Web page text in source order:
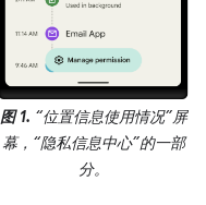
图 1. “位置信息使用情况”屏
幕，“隐私信息中心”的一部
分。